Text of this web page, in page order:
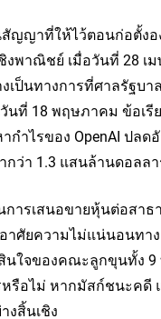
สัญญาที่ให้ไว้ตอนก่อตั้งอ
พาณิชย์ เมื่อวันที่ 28 เ
ป็นทางการที่ศาลรัฐบา
ที่ 18 พฤษภาคม ข้อเรี
กำไรของ OpenAI ปล
กว่า 1.3 แสนล้านดอลลา
ารเสนอขายหุ้นต่อสาธ
อาศัยความไม่แน่นอนทา
นใจของคณะลูกขุนทั้ง 9
รือไม่ หากมัสก์ชนะคดี
งสิ้นเชิง